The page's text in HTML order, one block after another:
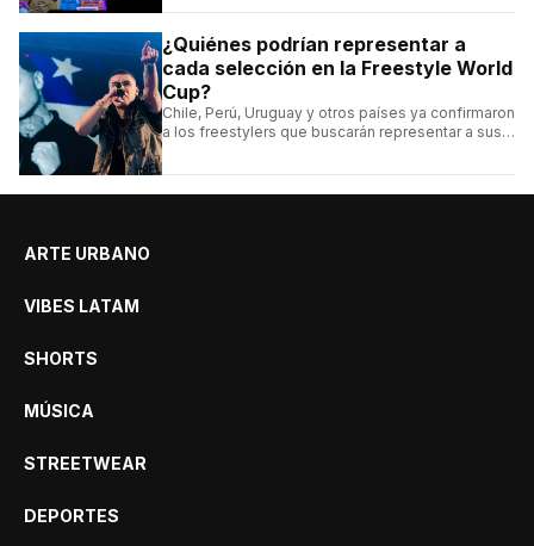
¿Quiénes podrían representar a
cada selección en la Freestyle World
Cup?
Chile, Perú, Uruguay y otros países ya confirmaron
a los freestylers que buscarán representar a sus
ARTE URBANO
VIBES LATAM
SHORTS
MÚSICA
STREETWEAR
DEPORTES